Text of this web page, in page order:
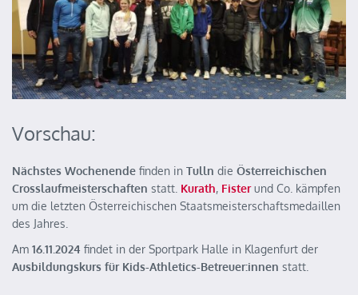
Vorschau:
Nächstes Wochenende finden in Tulln die Österreichischen
Crosslaufmeisterschaften statt. Kurath, Fisterund Co. kämpfen
um die letzten Österreichischen Staatsmeisterschaftsmedaillen
des Jahres.
Am 16.11.2024 findet in der Sportpark Halle in Klagenfurt der
Ausbildungskurs für Kids-Athletics-Betreuer:innen statt.